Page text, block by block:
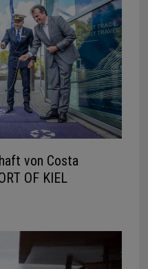
von Costa
OF KIEL